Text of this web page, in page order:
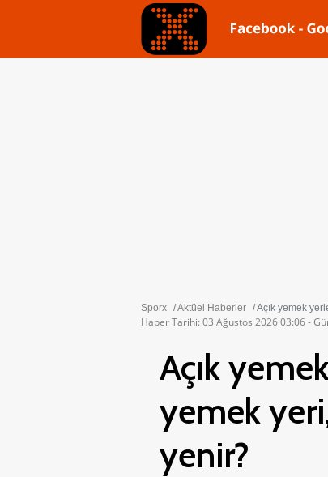
Sporx Aktüel Haberler Açık yemek
Haber Tarihi: 03 Ağustos 2026 03:06 -
Açık
yemek
yenir?